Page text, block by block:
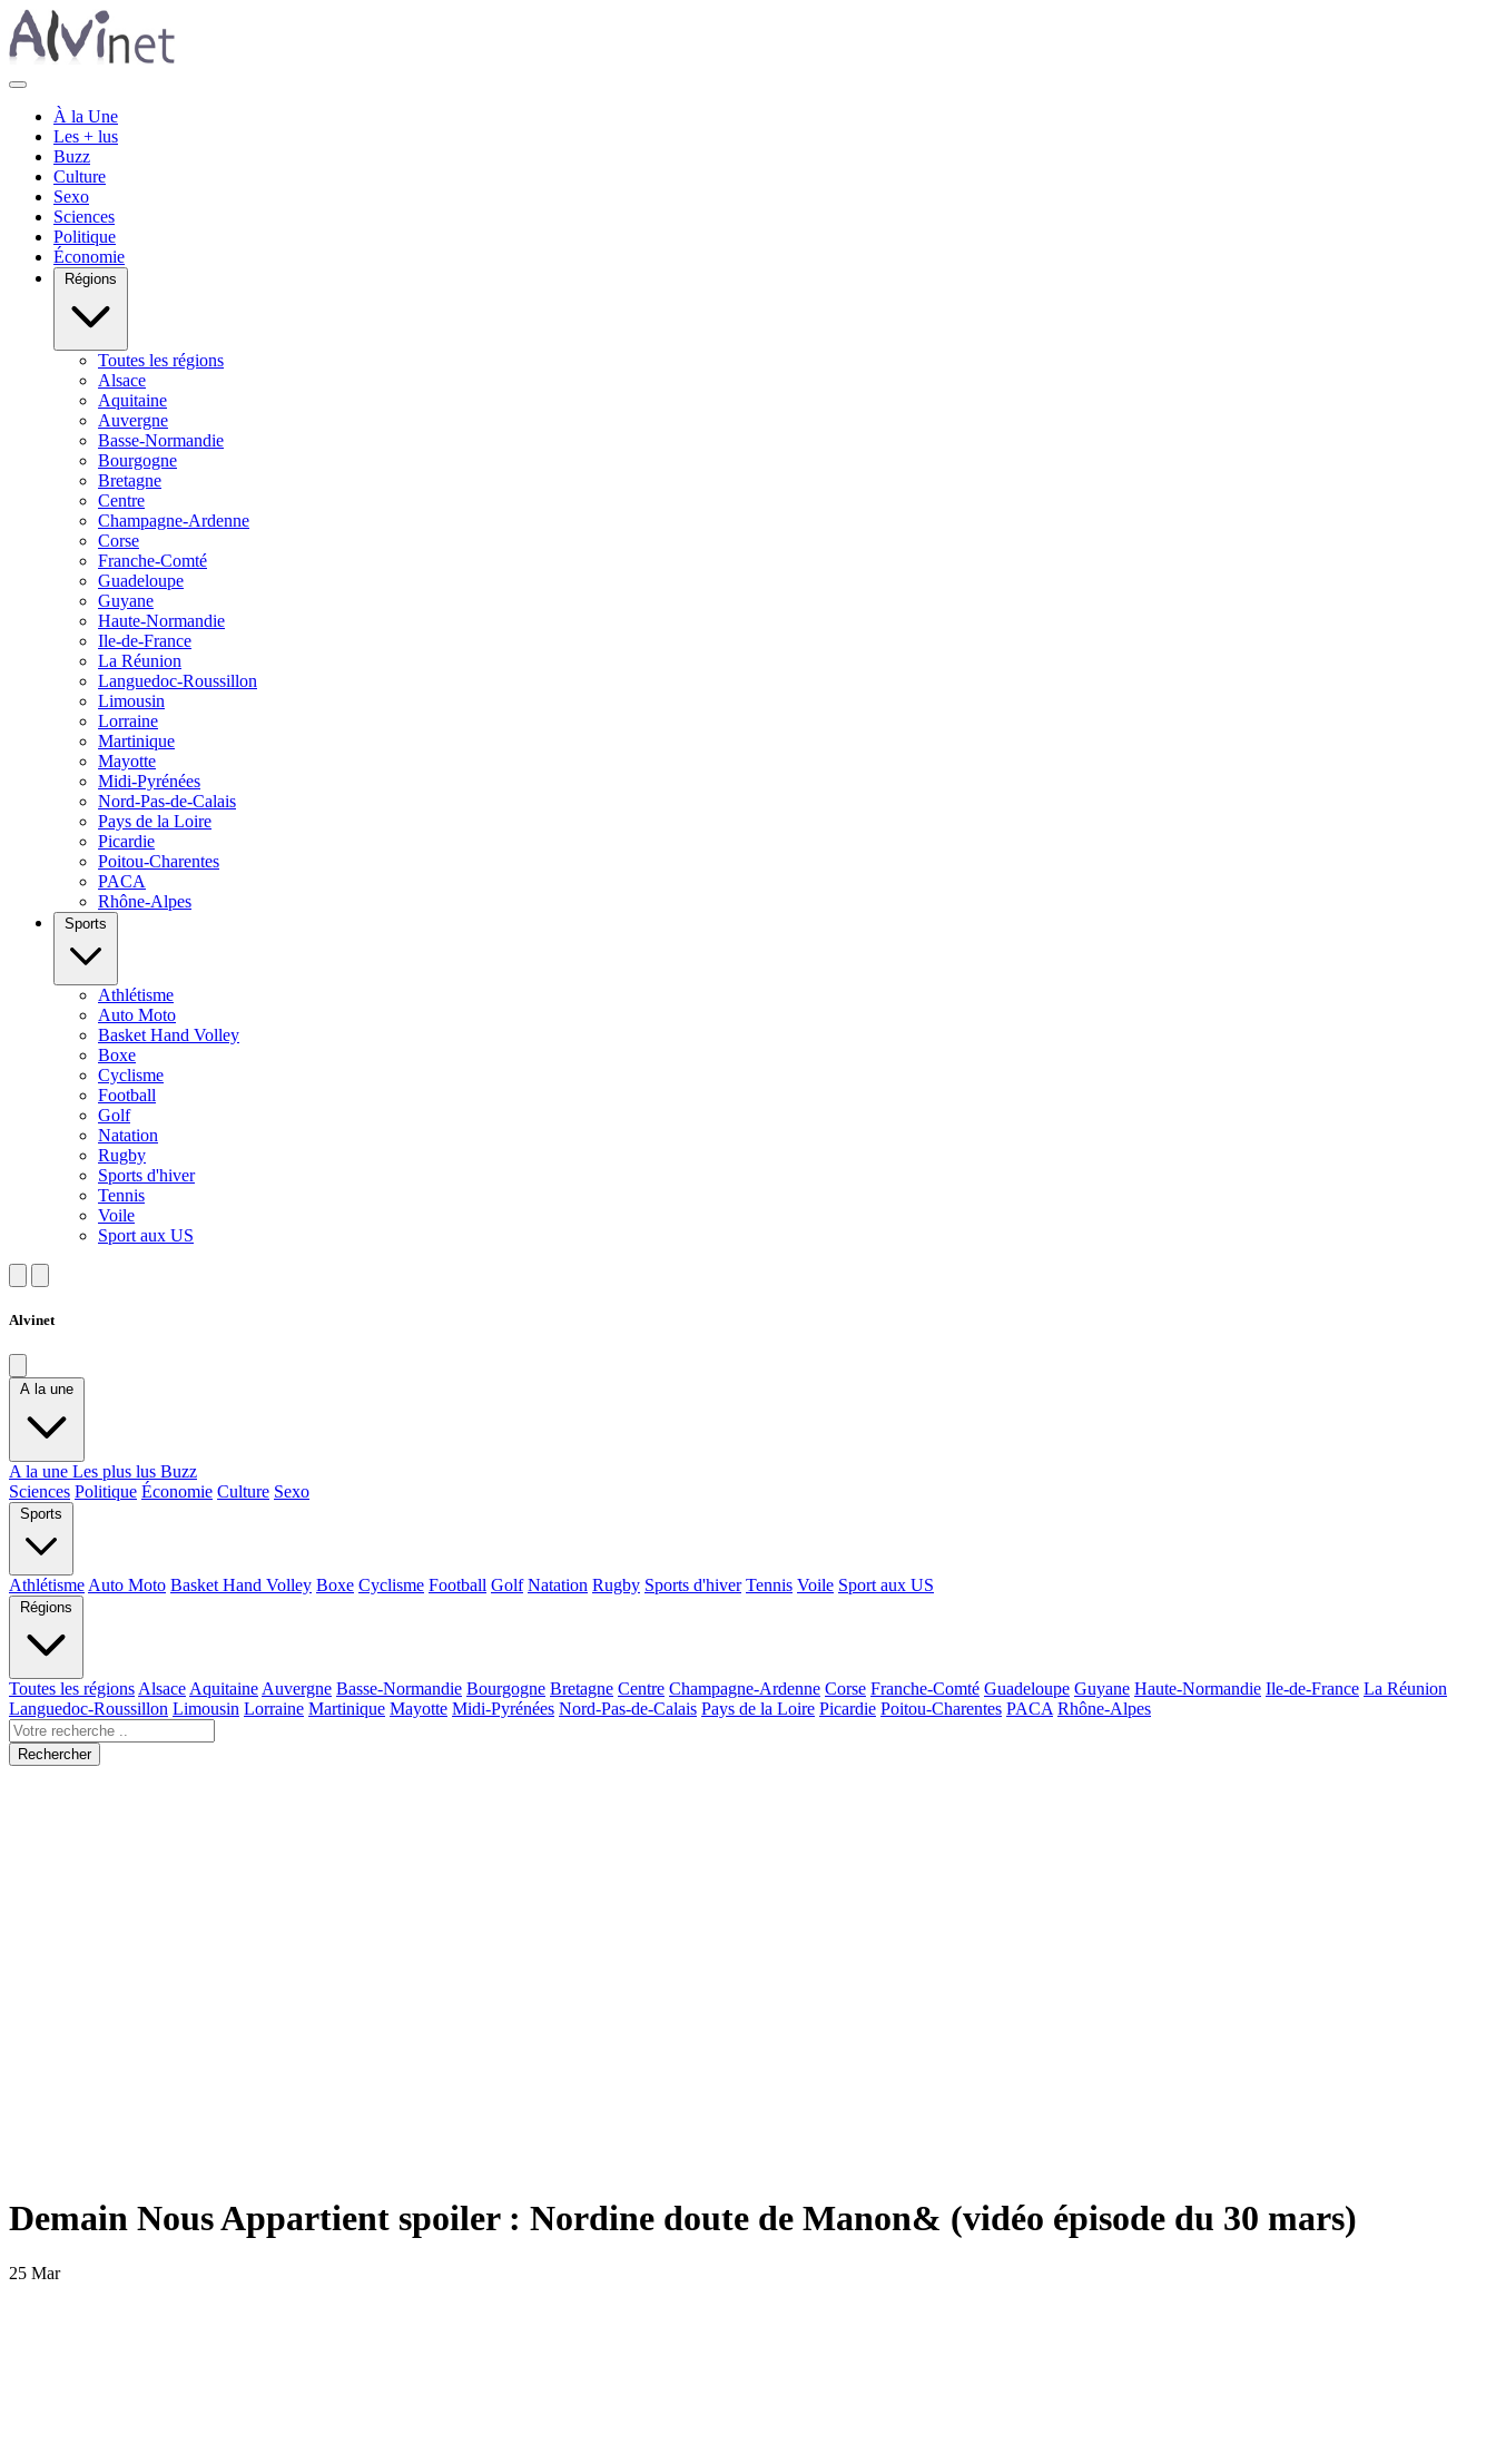
À la Une
Les + lus
Buzz
Culture
Sexo
Sciences
Politique
Économie
Régions
Toutes les régions
Alsace
Aquitaine
Auvergne
Basse-Normandie
Bourgogne
Bretagne
Centre
Champagne-Ardenne
Corse
Franche-Comté
Guadeloupe
Guyane
Haute-Normandie
Ile-de-France
La Réunion
Languedoc-Roussillon
Limousin
Lorraine
Martinique
Mayotte
Midi-Pyrénées
Nord-Pas-de-Calais
Pays de la Loire
Picardie
Poitou-Charentes
PACA
Rhône-Alpes
Sports
Athlétisme
Auto Moto
Basket Hand Volley
Boxe
Cyclisme
Football
Golf
Natation
Rugby
Sports d'hiver
Tennis
Voile
Sport aux US
Alvinet
A la une
A la une Les plus lus Buzz
Sciences Politique Économie Culture Sexo
Sports
Athlétisme Auto Moto Basket Hand Volley Boxe Cyclisme Football Golf Natation Rugby Sports d'hiver Tennis Voile Sport aux US
Régions
Toutes les régions Alsace Aquitaine Auvergne Basse-Normandie Bourgogne Bretagne Centre Champagne-Ardenne Corse Franche-Comté Guadeloupe Guyane Haute-Normandie Ile-de-France La Réunion
Languedoc-Roussillon Limousin Lorraine Martinique Mayotte Midi-Pyrénées Nord-Pas-de-Calais Pays de la Loire Picardie Poitou-Charentes PACA Rhône-Alpes
Rechercher
Demain Nous Appartient spoiler : Nordine doute de Manon& (vidéo épisode du 30 mars)
25 Mar